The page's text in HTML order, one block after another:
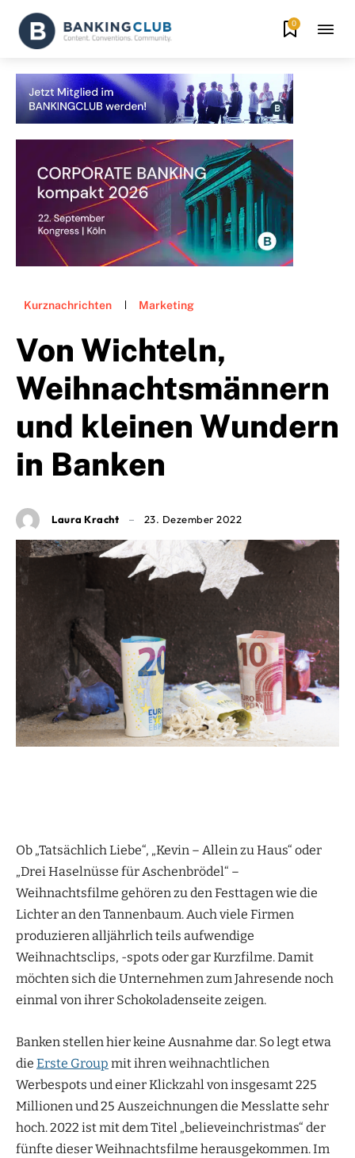
0
Kurznachrichten Marketing
Von Wichteln,
Weihnachtsmännern
und kleinen Wundern
in Banken
Laura Kracht 23. Dezember 2022
Ob „Tatsächlich Liebe“, „Kevin – Allein zu Haus“ oder
„Drei Haselnüsse für Aschenbrödel“ –
Weihnachtsfilme gehören zu den Festtagen wie die
Lichter an den Tannenbaum. Auch viele Firmen
produzieren alljährlich teils aufwendige
Weihnachtsclips, -spots oder gar Kurzfilme. Damit
möchten sich die Unternehmen zum Jahresende noch
einmal von ihrer Schokoladenseite zeigen.
Banken stellen hier keine Ausnahme dar. So legt etwa
die Erste Group mit ihren weihnachtlichen
Werbespots und einer Klickzahl von insgesamt 225
Millionen und 25 Auszeichnungen die Messlatte sehr
hoch. 2022 ist mit dem Titel „believeinchristmas“ der
fünfte dieser Weihnachtsfilme herausgekommen. Im